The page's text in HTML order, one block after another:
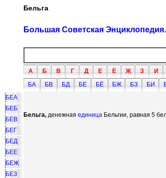
Бельга
Большая Советская Энциклопедия
А Б В Г Д Е Ё Ж З И
БА
БВ БД БЕ БЁ БЖ БЗ БИ
БЕА
БЕБ
БЕВ
БЕГ
БЕД
БЕЕ
БЕЖ
БЕЗ
Бельга, денежная единица Бельгии, равная 5